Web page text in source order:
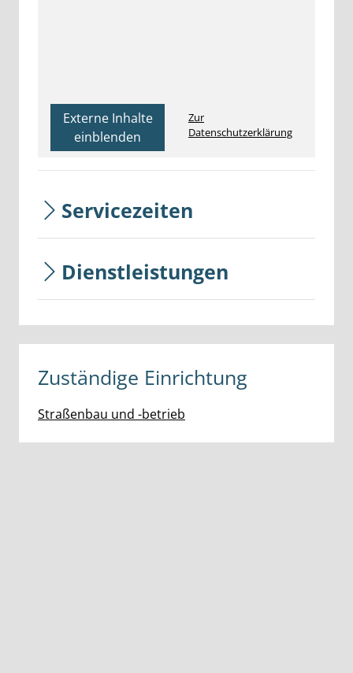
Externe Inhalte
einblenden
Zur
Datenschutzerklärung
Servicezeiten
Dienstleistungen
Zuständige Einrichtung
Straßenbau und -betrieb